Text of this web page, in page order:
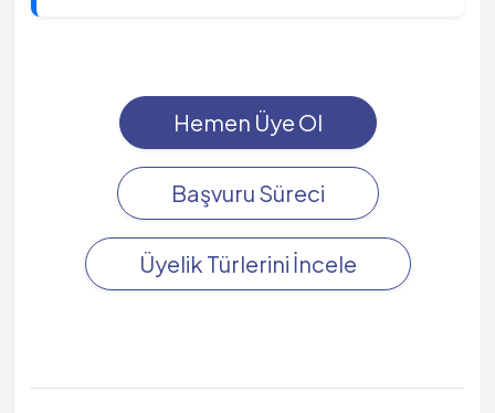
Hemen Üye Ol
Başvuru Süreci
Üyelik Türlerini İncele